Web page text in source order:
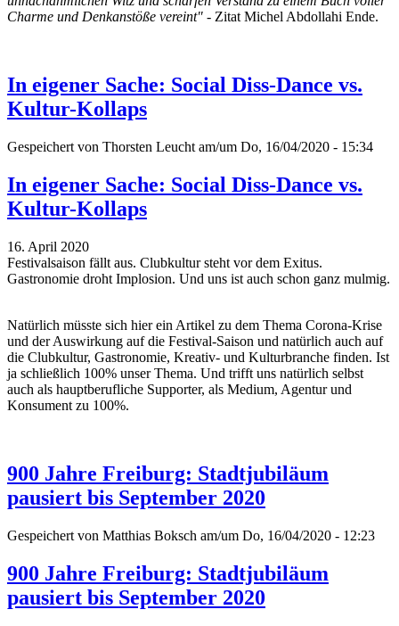
Charme und Denkanstöße vereint" - Zitat Michel Abdollahi Ende.
In eigener Sache: Social Diss-Dance vs.
Kultur-Kollaps
Gespeichert von Thorsten Leucht am/um Do, 16/04/2020 - 15:34
In eigener Sache: Social Diss-Dance vs.
Kultur-Kollaps
16. April 2020
Festivalsaison fällt aus. Clubkultur steht vor dem Exitus.
Gastronomie droht Implosion. Und uns ist auch schon ganz mulmig.
Natürlich müsste sich hier ein Artikel zu dem Thema Corona-Krise
und der Auswirkung auf die Festival-Saison und natürlich auch auf
die Clubkultur, Gastronomie, Kreativ- und Kulturbranche finden. Ist
ja schließlich 100% unser Thema. Und trifft uns natürlich selbst
auch als hauptberufliche Supporter, als Medium, Agentur und
Konsument zu 100%.
900 Jahre Freiburg: Stadtjubiläum
pausiert bis September 2020
Gespeichert von Matthias Boksch am/um Do, 16/04/2020 - 12:23
900 Jahre Freiburg: Stadtjubiläum
pausiert bis September 2020